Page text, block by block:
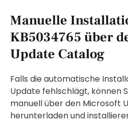
Manuelle
KB5034765 über
Update Catalog
Falls die automatische
Update fehlschlägt, können
manuell über den Microsoft
herunterladen und